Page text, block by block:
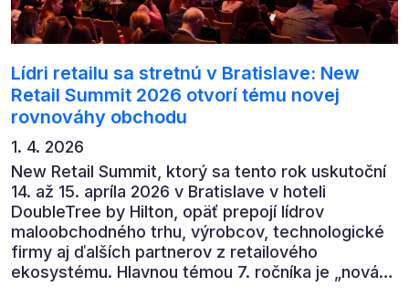
Lídri retailu sa stretnú v Bratislave: New
Retail Summit 2026 otvorí tému novej
rovnováhy obchodu
1. 4. 2026
New Retail Summit, ktorý sa tento rok uskutoční
14. až 15. apríla 2026 v Bratislave v hoteli
DoubleTree by Hilton, opäť prepojí lídrov
maloobchodného trhu, výrobcov, technologické
firmy aj ďalších partnerov z retailového
ekosystému. Hlavnou témou 7. ročníka je „nová